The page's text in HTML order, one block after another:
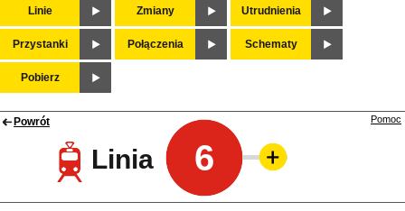
Linie Zmiany Utrudnienia
Przystanki Połączenia Schematy
Pobierz
Powrót
Linia 6
Pomoc